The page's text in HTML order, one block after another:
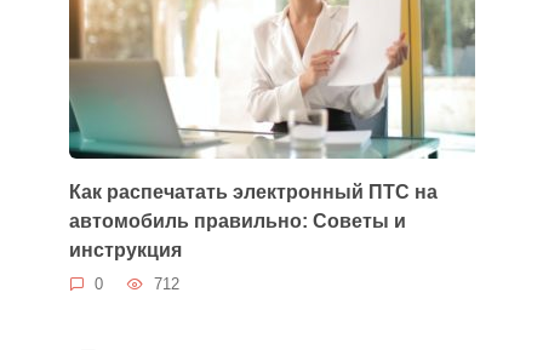
Как распечатать электронный ПТС на
автомобиль правильно: Советы и
инструкция
0 712